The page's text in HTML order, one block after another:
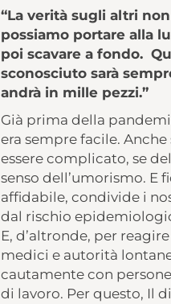
“La verità sugli altri
possiamo portare alla
poi scavare a fondo.
sconosciuto sarà
andrà in mille pezzi.”
Già prima della
era sempre facile.
essere complicato, se
senso dell’umorismo. E
affidabile, condivide i
dal rischio
E, d’altronde, per
medici e autorità
cautamente con
di lavoro. Per questo, Il